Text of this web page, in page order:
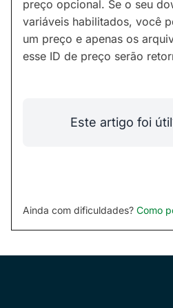
preço opcional. Se o seu
variáveis habilitados, você
um preço e apenas os
esse ID de preço serão
Este artigo foi
Ainda com dificuldades? Como